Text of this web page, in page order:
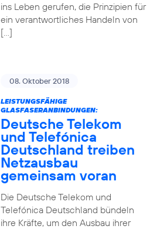
ins Leben gerufen, die Prinzipien für
ein verantwortliches Handeln von
[…]
08. Oktober 2018
LEISTUNGSFÄHIGE
GLASFASERANBINDUNGEN:
Deutsche Telekom
und Telefónica
Deutschland treiben
Netzausbau
gemeinsam voran
Die Deutsche Telekom und
Telefónica Deutschland bündeln
ihre Kräfte, um den Ausbau ihrer